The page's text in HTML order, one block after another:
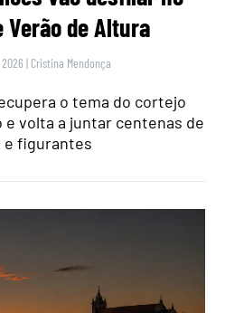
Verão de Altura
| Cristina Mendonça
o tema do cortejo
volta a juntar centenas de
e figurantes